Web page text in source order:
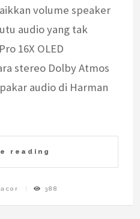
volume speaker
audio yang tak
16X OLED
stereo Dolby Atmos
audio di Harman
reading
388